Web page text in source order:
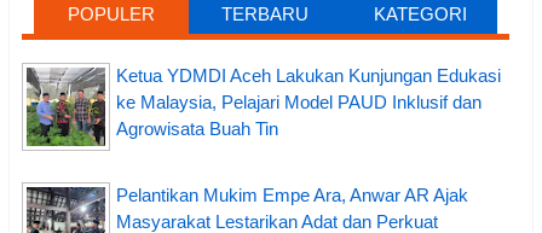
POPULER TERBARU KATEGORI
Ketua YDMDI Aceh Lakukan Kunjungan Edukasi
ke Malaysia, Pelajari Model PAUD Inklusif dan
Agrowisata Buah Tin
Pelantikan Mukim Empe Ara, Anwar AR Ajak
Masyarakat Lestarikan Adat dan Perkuat